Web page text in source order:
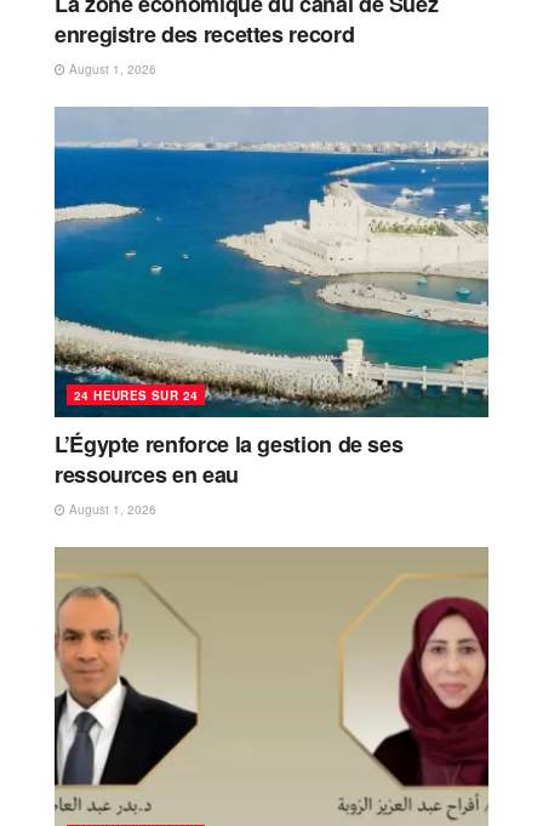
enregistre des recettes record
August 1, 2026
24 HEURES SUR 24
L’Égypte renforce la gestion de ses
ressources en eau
August 1, 2026